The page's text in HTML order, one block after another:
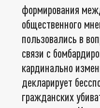
формирования
общественного
пользовались в
связи с
кардинально
декларирует
гражданских